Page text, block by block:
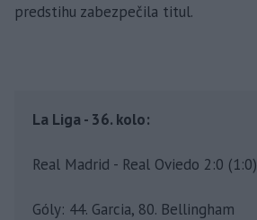
predstihu zabezpečila titul.
La Liga - 36. kolo:
Real Madrid - Real Oviedo 2:0 (1:0)
Góly: 44. Garcia, 80. Bellingham